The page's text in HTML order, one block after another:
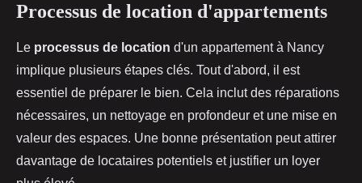
Processus de location d'appartements
Le processus de location d'un appartement à Nancy
implique plusieurs étapes clés. Tout d'abord, il est
essentiel de préparer le bien. Cela inclut des réparations
nécessaires, un nettoyage en profondeur et une mise en
valeur des espaces. Une bonne présentation peut attirer
davantage de locataires potentiels et justifier un loyer